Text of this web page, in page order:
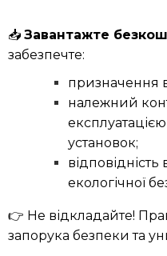
📥 Завантажте
забезпечте:
призначення
належний
установок;
екологічної
👉 Не відкладайте!
запорука безпеки та